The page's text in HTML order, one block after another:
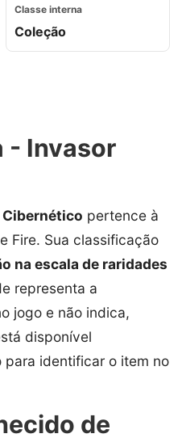
Classe interna
Coleção
- Invasor
pertence à
Fire. Sua classificação
na escala de raridades
representa a
jogo e não indica,
disponível
para identificar o item no
de